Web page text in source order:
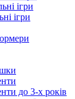
ігри
ігри
до 3-х років